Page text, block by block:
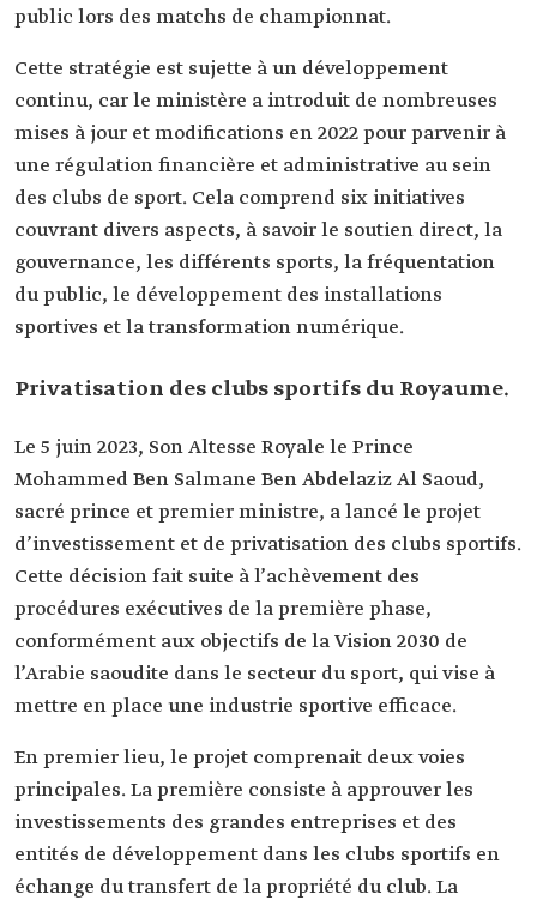
public lors des matchs de championnat.
Cette stratégie est sujette à un développement
continu, car le ministère a introduit de nombreuses
mises à jour et modifications en 2022 pour parvenir à
une régulation financière et administrative au sein
des clubs de sport. Cela comprend six initiatives
couvrant divers aspects, à savoir le soutien direct, la
gouvernance, les différents sports, la fréquentation
du public, le développement des installations
sportives et la transformation numérique.
Privatisation des clubs sportifs du Royaume.
Le 5 juin 2023, Son Altesse Royale le Prince
Mohammed Ben Salmane Ben Abdelaziz Al Saoud,
sacré prince et premier ministre, a lancé le projet
d’investissement et de privatisation des clubs sportifs.
Cette décision fait suite à l’achèvement des
procédures exécutives de la première phase,
conformément aux objectifs de la Vision 2030 de
l’Arabie saoudite dans le secteur du sport, qui vise à
mettre en place une industrie sportive efficace.
En premier lieu, le projet comprenait deux voies
principales. La première consiste à approuver les
investissements des grandes entreprises et des
entités de développement dans les clubs sportifs en
échange du transfert de la propriété du club. La